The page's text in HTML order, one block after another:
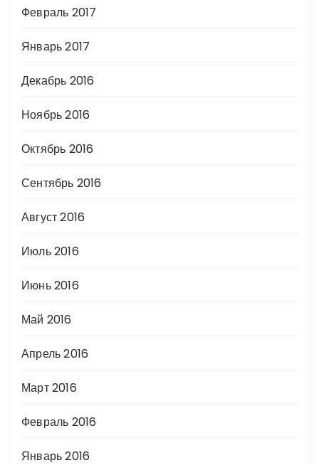
Февраль 2017
Январь 2017
Декабрь 2016
Ноябрь 2016
Октябрь 2016
Сентябрь 2016
Август 2016
Июль 2016
Июнь 2016
Май 2016
Апрель 2016
Март 2016
Февраль 2016
Январь 2016